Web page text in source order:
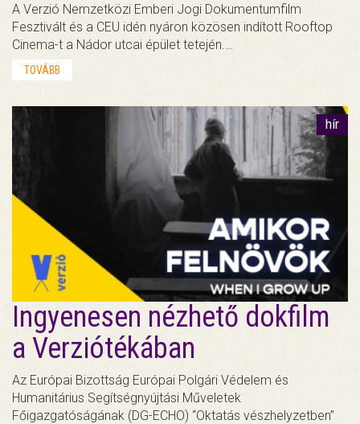
A Verzió Nemzetközi Emberi Jogi Dokumentumfilm
Fesztivált és a CEU idén nyáron közösen indított Rooftop
Cinema-t a Nádor utcai épület tetején.…
TOVÁBB
hír
Ingyenesen nézhető dokfilm
a Verziótékában
Az Európai Bizottság Európai Polgári Védelem és
Humanitárius Segítségnyújtási Műveletek
Főigazgatóságának (DG-ECHO) “Oktatás vészhelyzetben”